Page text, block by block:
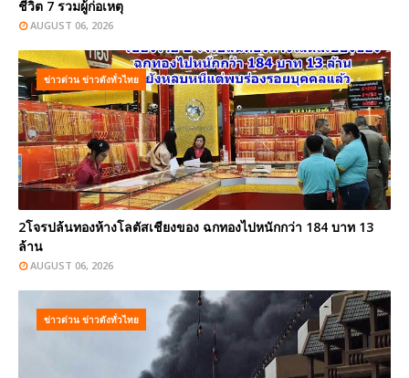
ชีวิต 7 รวมผู้ก่อเหตุ
AUGUST 06, 2026
ข่าวด่วน ข่าวดังทั่วไทย
2โจรปล้นทองห้างโลตัสเชียงของ ฉกทองไปหนักกว่า 184 บาท 13
ล้าน
AUGUST 06, 2026
ข่าวด่วน ข่าวดังทั่วไทย